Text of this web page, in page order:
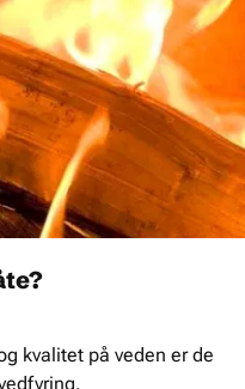
kvalitet på veden er de